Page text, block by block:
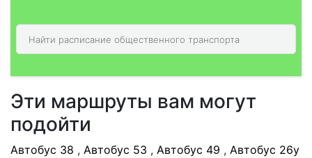
Эти маршруты вам могут
подойти
Автобус 38 , Автобус 53 , Автобус 49 , Автобус 26у